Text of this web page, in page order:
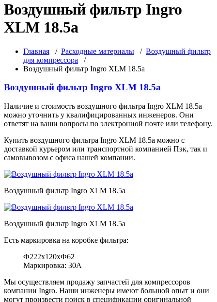
Воздушный фильтр Ingro
XLM 18.5a
Главная / Расходные материалы / Воздушный фильтр
для компрессора /
Воздушный фильтр Ingro XLM 18.5a
Воздушный фильтр Ingro XLM 18.5a
Наличие и стоимость воздушного фильтра Ingro XLM 18.5a
можно уточнить у квалифицированных инженеров. Они
ответят на ваши вопросы по электронной почте или телефону.
Купить воздушного фильтра Ingro XLM 18.5a можно с
доставкой курьером или транспортной компанией Пэк, так и
самовывозом с офиса нашей компании.
Воздушный фильтр Ingro XLM 18.5a
Воздушный фильтр Ingro XLM 18.5a
Есть маркировка на коробке фильтра:
Ф222х120хФ62
Маркировка: 30А
Мы осуществляем продажу запчастей для компрессоров
компании Ingro. Наши инженеры имеют большой опыт и они
могут произвести поиск в спецификации оригинальной